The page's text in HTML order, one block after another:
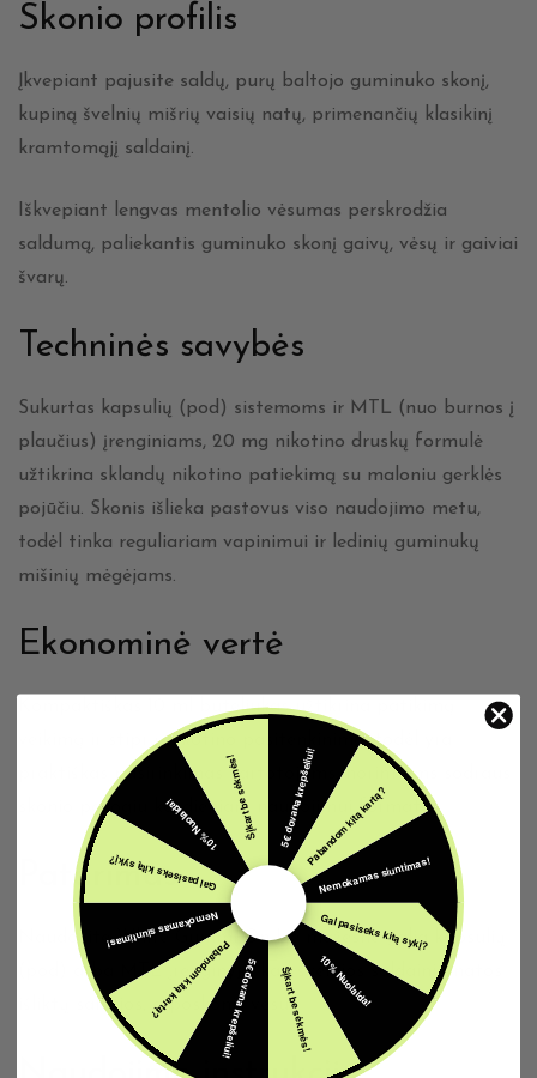
Skonio profilis
Įkvepiant pajusite saldų, purų baltojo guminuko skonį,
kupiną švelnių mišrių vaisių natų, primenančių klasikinį
kramtomąjį saldainį.
Iškvepiant lengvas mentolio vėsumas perskrodžia
saldumą, paliekantis guminuko skonį gaivų, vėsų ir gaiviai
švarų.
Techninės savybės
Sukurtas kapsulių (pod) sistemoms ir MTL (nuo burnos į
plaučius) įrenginiams, 20 mg nikotino druskų formulė
užtikrina sklandų nikotino patiekimą su maloniu gerklės
pojūčiu. Skonis išlieka pastovus viso naudojimo metu,
todėl tinka reguliariam vapinimui ir ledinių guminukų
mišinių mėgėjams.
Ekonominė vertė
Kompaktiškas 10 ml buteliukas užtikrina patikimą
veikimą ir stiprų nikotino pasitenkinimą, todėl yra
praktiškas pasirinkimas vartotojams, norintiems sodraus
skonio patogiu kasdieniam naudojimui formatu.
Patarimas
Naudokite White Gummi On Ice mažesne galia kapsulių
(pod) arba MTL įrenginyje, kad švelnios saldainių natos
išliktų saldžios, o poskonis vėsus.
5€ dovana krepšeliui!Pabandom kitą kartą?
Nemokamas siuntimas!
Gal pasiseks kitą sykį?
10% Nuolaida!
Šįkart be sėkmės!
5€ dovana krepšeliui!
Pabandom kitą kartą?
Nemokamas siuntimas!
Gal pasiseks kitą sykį?
10% Nuolaida!Šįkart be sėkmės!